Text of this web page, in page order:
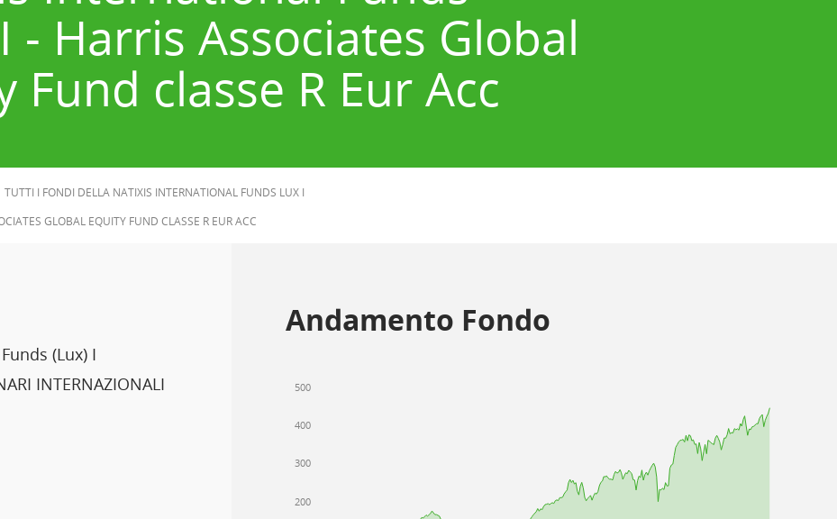
- Harris Associates Global
Fund classe R Eur Acc
TUTTI I FONDI DELLA NATIXIS INTERNATIONAL FUNDS LUX I
GLOBAL EQUITY FUND CLASSE R EUR ACC
(Lux) I
INTERNAZIONALI
Andamento Fondo
200
300
400
500